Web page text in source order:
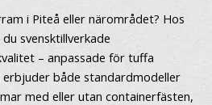
i Piteå eller närområdet? Hos
svensktillverkade
– anpassade för tuffa
erbjuder både standardmodeller
med eller utan containerfästen,